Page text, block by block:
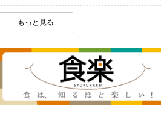
もっと見る